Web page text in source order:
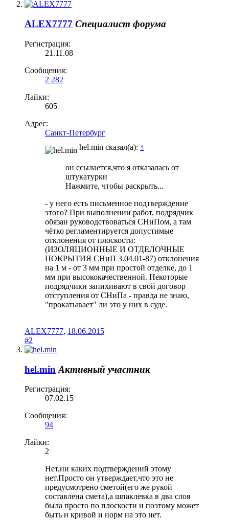
ALEX7777 Специалист форума
Регистрация:
21.11.08
Сообщения:
2 282
Лайки:
605
Адрес:
Санкт-Петербург
hel.min сказал(а): ↑
он ссылается,что я отказалась от
штукатурки
Нажмите, чтобы раскрыть...
- у него есть письменное подтверждение
этого? При выполнении работ, подрядчик
обязан руководствоваться СНиПом, а там
чётко регламентируется допустимые
отклонения от плоскости:
(ИЗОЛЯЦИОННЫЕ И ОТДЕЛОЧНЫЕ
ПОКРЫТИЯ СНиП 3.04.01-87) отклонения
на 1 м - от 3 мм при простой отделке, до 1
мм при высококачественной. Некоторые
подрядчики запихивают в свой договор
отступления от СНиПа - правда не знаю,
"прокатывает" ли это у них в суде.
ALEX7777, 18.06.2015
#2
hel.min Активный участник
Регистрация:
07.02.15
Сообщения:
94
Лайки:
2
Нет,ни каких подтверждений этому
нет.Просто он утверждает,что это не
предусмотрено сметой(его же рукой
составлена смета),а шпаклевка в два слоя
была просто по плоскости и поэтому может
быть и кривой и норм на это нет.